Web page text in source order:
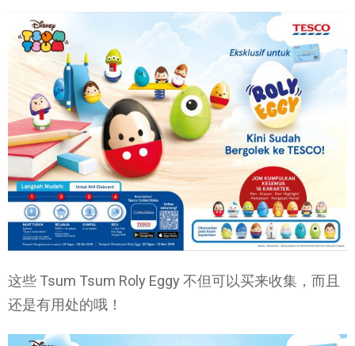
这些 Tsum Tsum Roly Eggy 不但可以买来收集，而且
还是有用处的哦！